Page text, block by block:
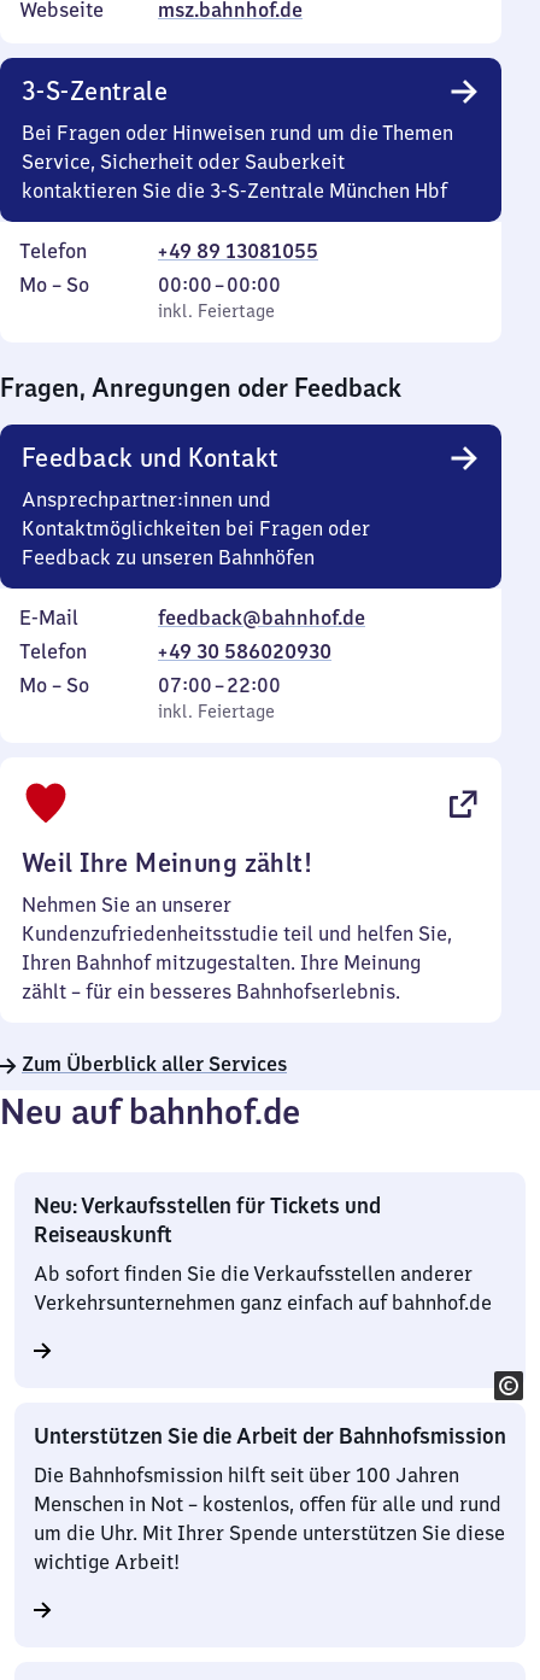
Webseite msz.bahnhof.de
3-S-Zentrale
Bei Fragen oder Hinweisen rund um die Themen
Service, Sicherheit oder Sauberkeit
kontaktieren Sie die 3-S-Zentrale München Hbf
Telefon
+49 89 13081055
Montag
Mo – So,
inkl. Feiertage
00:00–00:00
Von
0
0
Uhr
inkl. Feiertage
Fragen, Anregungen oder Feedback
Feedback und Kontakt
Ansprechpartner:innen und
Kontaktmöglichkeiten bei Fragen oder
Feedback zu unseren Bahnhöfen
E-Mail
feedback@bahnhof.de
Telefon
+49 30 586020930
Montag
Mo – So,
inkl. Feiertage
07:00–22:00
Von
7
inkl. Feiertage
Weil Ihre Meinung zählt!
Nehmen Sie an unserer
Kundenzufriedenheitsstudie teil und helfen Sie,
Ihren Bahnhof mitzugestalten. Ihre Meinung
zählt – für ein besseres Bahnhofserlebnis.
Zum Überblick aller Services
Neu auf bahnhof.de
Neu: Verkaufsstellen für Tickets und
Reiseauskunft
Ab sofort finden Sie die Verkaufsstellen anderer
Verkehrsunternehmen ganz einfach auf bahnhof.de
Unterstützen Sie die Arbeit der Bahnhofsmission
Die Bahnhofsmission hilft seit über 100 Jahren
Menschen in Not – kostenlos, offen für alle und rund
um die Uhr. Mit Ihrer Spende unterstützen Sie diese
wichtige Arbeit!